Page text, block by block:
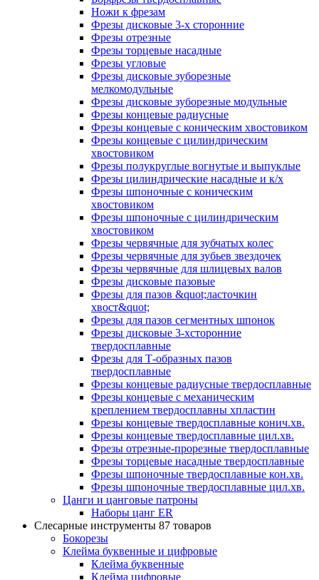
Ножи к фрезам
Фрезы дисковые 3-х сторонние
Фрезы отрезные
Фрезы торцевые насадные
Фрезы угловые
Фрезы дисковые зуборезные
мелкомодульные
Фрезы дисковые зуборезные модульные
Фрезы концевые радиусные
Фрезы концевые с коническим хвостовиком
Фрезы концевые с цилиндрическим
хвостовиком
Фрезы полукруглые вогнутые и выпуклые
Фрезы цилиндрические насадные и к/х
Фрезы шпоночные с коническим
хвостовиком
Фрезы шпоночные с цилиндрическим
хвостовиком
Фрезы червячные для зубчатых колес
Фрезы червячные для зубьев звездочек
Фрезы червячные для шлицевых валов
Фрезы дисковые пазовые
Фрезы для пазов &quot;ласточкин
хвост&quot;
Фрезы для пазов сегментных шпонок
Фрезы дисковые 3-хсторонние
твердосплавные
Фрезы для Т-образных пазов
твердосплавные
Фрезы концевые радиусные твердосплавные
Фрезы концевые с механическим
креплением твердосплавны хпластин
Фрезы концевые твердосплавные конич.хв.
Фрезы концевые твердосплавные цил.хв.
Фрезы отрезные-прорезные твердосплавные
Фрезы торцевые насадные твердосплавные
Фрезы шпоночные твердосплавные кон.хв.
Фрезы шпоночные твердосплавные цил.хв.
Цанги и цанговые патроны
Наборы цанг ER
Слесарные инструменты 87 товаров
Бокорезы
Клейма буквенные и цифровые
Клейма буквенные
Клейма цифровые